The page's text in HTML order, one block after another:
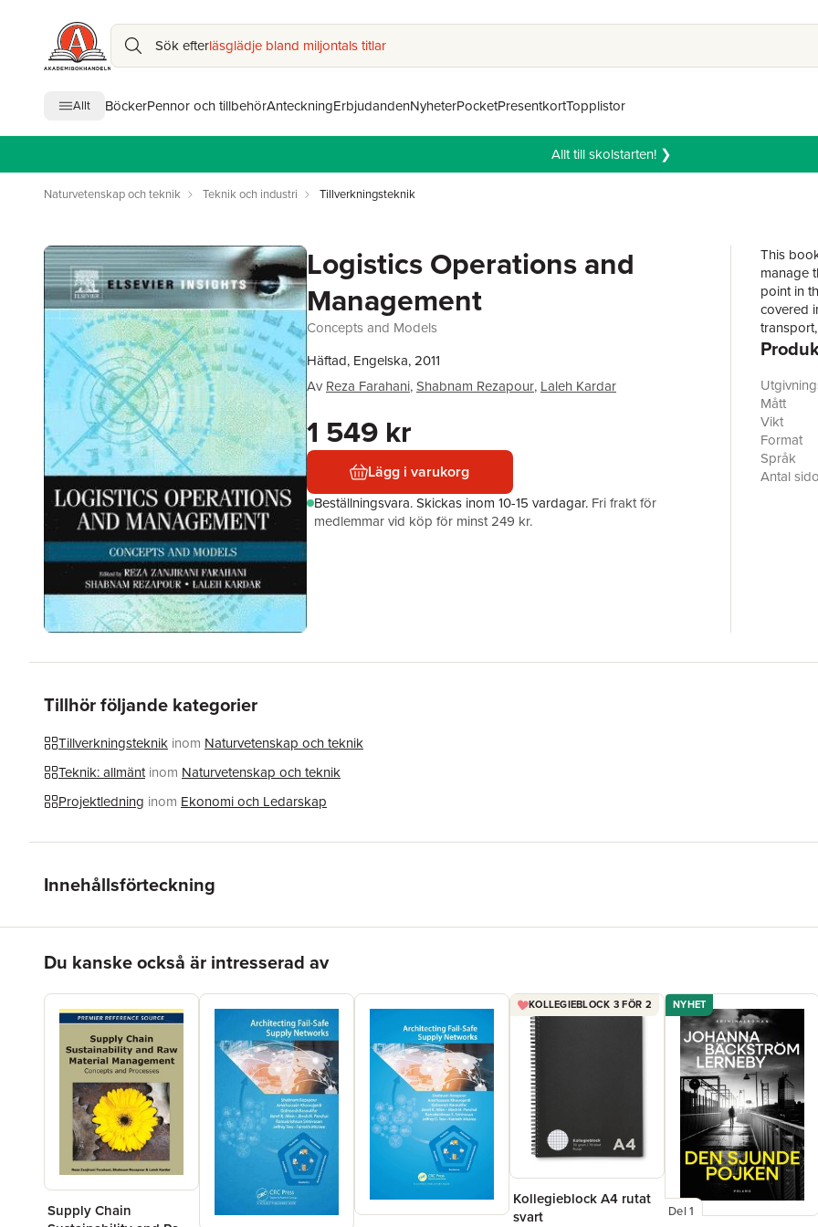
Sök efterläsglädje bland miljontals titlar
Allt BöckerPennor och tillbehörAnteckningErbjudandenNyheterPocketPresentkortTopplistor
Allt till skolstarten! ❯
Naturvetenskap och teknik Teknik och industri Tillverkningsteknik
Logistics Operations and
Management
Concepts and Models
Häftad, Engelska, 2011
Av Reza Farahani,Shabnam Rezapour, Laleh Kardar
1 549 kr
Lägg i varukorg
Beställningsvara.Skickas inom 10-15 vardagar. Fri frakt för
medlemmar vid köp för minst 249 kr.
This
manage
point in
covered
future
An
Provides
industry
Mått
Vikt
Format
Språk
Antal
Tillhör följande kategorier
Tillverkningsteknik inom Naturvetenskap och teknik
Teknik: allmänt inom Naturvetenskap och teknik
Projektledning inom Ekonomi och Ledarskap
Innehållsförteckning
Du kanske också är intresserad av
Supply Chain
KOLLEGIEBLOCK 3 FÖR 2
Kollegieblock A4 rutat
svart
NYHET
Del 1